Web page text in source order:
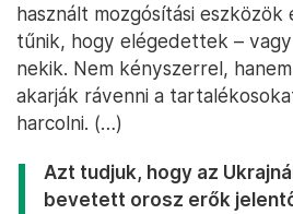
használt mozgósítási
tűnik, hogy elégedettek –
nekik. Nem kényszerrel,
akarják rávenni a
harcolni. (…)
Azt tudjuk, hogy az
bevetett orosz erők